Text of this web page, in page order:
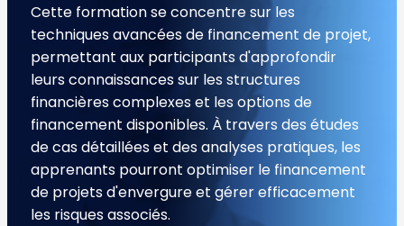
Cette formation se concentre sur les
techniques avancées de financement de projet,
permettant aux participants d'approfondir
leurs connaissances sur les structures
financières complexes et les options de
financement disponibles. À travers des études
de cas détaillées et des analyses pratiques, les
apprenants pourront optimiser le financement
de projets d'envergure et gérer efficacement
les risques associés.